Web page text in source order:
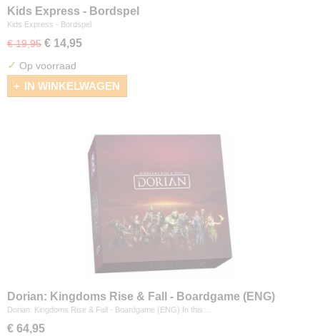
Kids Express - Bordspel
Kids Express - Bordspel
€ 19,95 € 14,95
✓ Op voorraad
IN WINKELWAGEN
Dorian: Kingdoms Rise & Fall - Boardgame (ENG)
Dorian: Kingdoms Rise & Fall - Boardgame (ENG) In this…
€ 64,95